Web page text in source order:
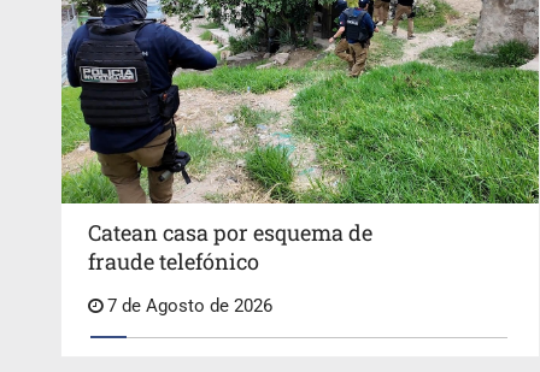
Catean casa por esquema de
fraude telefónico
7 de Agosto de 2026